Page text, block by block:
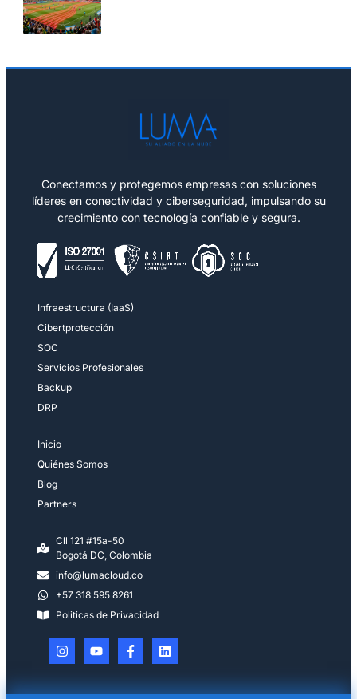
Conectamos y protegemos empresas con soluciones
líderes en conectividad y ciberseguridad, impulsando su
crecimiento con tecnología confiable y segura.
Infraestructura (IaaS)
Cibertprotección
SOC
Servicios Profesionales
Backup
DRP
Inicio
Quiénes Somos
Blog
Partners
Cll 121 #15a-50
Bogotá DC, Colombia
info@lumacloud.co
+57 318 595 8261
Politicas de Privacidad